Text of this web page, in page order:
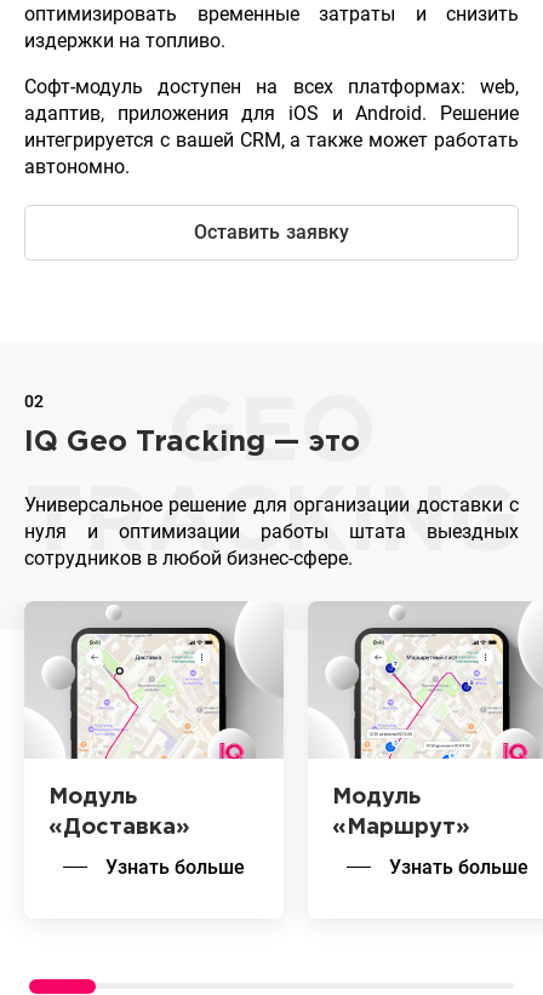
оптимизировать временные затраты и снизить
издержки на топливо.
Софт-модуль доступен на всех платформах: web,
адаптив, приложения для iOS и Android. Решение
интегрируется с вашей CRM, а также может работать
автономно.
Оставить заявку
GEO
TRACKING
02
IQ Geo Tracking — это
Универсальное решение для организации доставки с
нуля и оптимизации работы штата выездных
сотрудников в любой бизнес-сфере.
Модуль
«Доставка»
Узнать больше
Модуль
«Маршрут»
Узнать больше